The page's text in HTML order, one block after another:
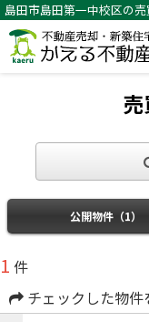
島田市島田第一中校区の
工房
売
公開物件（1）
1 件
チェックした物件